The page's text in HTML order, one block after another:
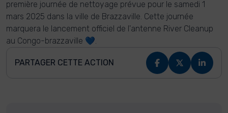
première journée de nettoyage prévue pour le samedi 1
mars 2025 dans la ville de Brazzaville. Cette journée
marquera le lancement officiel de l'antenne River Cleanup
au Congo-brazzaville 💙.
PARTAGER CETTE ACTION